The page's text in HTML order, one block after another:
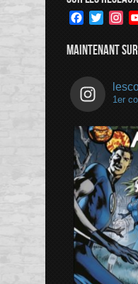
Facebook
Twitter
MAINTENANT
1er